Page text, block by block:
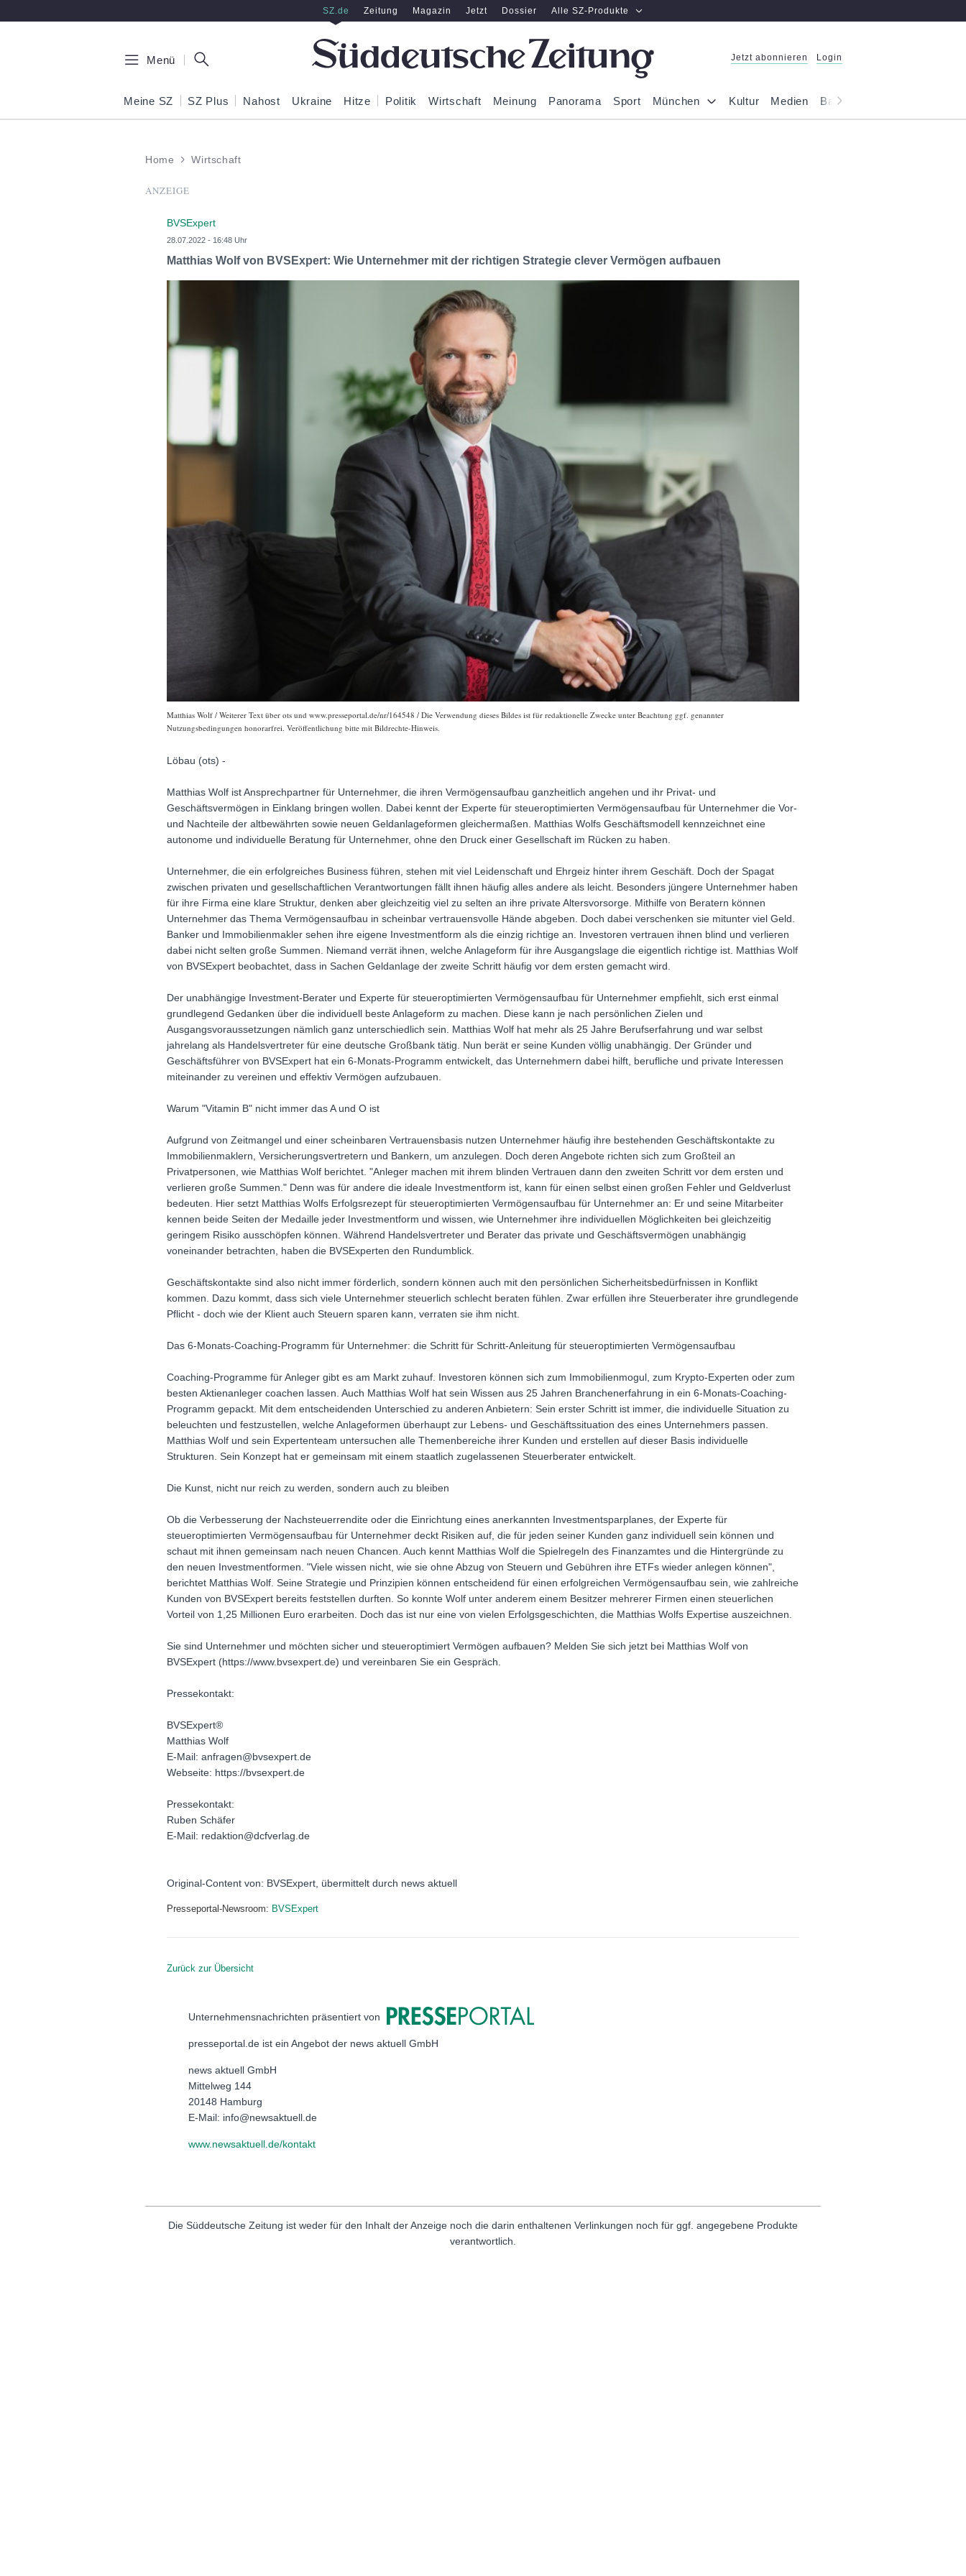
SZ.de Zeitung Magazin Jetzt Dossier Alle SZ-Produkte
Menü Jetzt abonnieren Login
Meine SZ SZ Plus Nahost Ukraine Hitze Politik Wirtschaft Meinung Panorama Sport München Kultur Medien Bayern
Home Wirtschaft
ANZEIGE
BVSExpert
28.07.2022 - 16:48 Uhr
Matthias Wolf von BVSExpert: Wie Unternehmer mit der richtigen Strategie clever Vermögen aufbauen
Matthias Wolf / Weiterer Text über ots und www.presseportal.de/nr/164548 / Die Verwendung dieses Bildes ist für redaktionelle Zwecke unter Beachtung ggf. genannter
Nutzungsbedingungen honorarfrei. Veröffentlichung bitte mit Bildrechte-Hinweis.
Löbau (ots) -
Matthias Wolf ist Ansprechpartner für Unternehmer, die ihren Vermögensaufbau ganzheitlich angehen und ihr Privat- und
Geschäftsvermögen in Einklang bringen wollen. Dabei kennt der Experte für steueroptimierten Vermögensaufbau für Unternehmer die Vor-
und Nachteile der altbewährten sowie neuen Geldanlageformen gleichermaßen. Matthias Wolfs Geschäftsmodell kennzeichnet eine
autonome und individuelle Beratung für Unternehmer, ohne den Druck einer Gesellschaft im Rücken zu haben.
Unternehmer, die ein erfolgreiches Business führen, stehen mit viel Leidenschaft und Ehrgeiz hinter ihrem Geschäft. Doch der Spagat
zwischen privaten und gesellschaftlichen Verantwortungen fällt ihnen häufig alles andere als leicht. Besonders jüngere Unternehmer haben
für ihre Firma eine klare Struktur, denken aber gleichzeitig viel zu selten an ihre private Altersvorsorge. Mithilfe von Beratern können
Unternehmer das Thema Vermögensaufbau in scheinbar vertrauensvolle Hände abgeben. Doch dabei verschenken sie mitunter viel Geld.
Banker und Immobilienmakler sehen ihre eigene Investmentform als die einzig richtige an. Investoren vertrauen ihnen blind und verlieren
dabei nicht selten große Summen. Niemand verrät ihnen, welche Anlageform für ihre Ausgangslage die eigentlich richtige ist. Matthias Wolf
von BVSExpert beobachtet, dass in Sachen Geldanlage der zweite Schritt häufig vor dem ersten gemacht wird.
Der unabhängige Investment-Berater und Experte für steueroptimierten Vermögensaufbau für Unternehmer empfiehlt, sich erst einmal
grundlegend Gedanken über die individuell beste Anlageform zu machen. Diese kann je nach persönlichen Zielen und
Ausgangsvoraussetzungen nämlich ganz unterschiedlich sein. Matthias Wolf hat mehr als 25 Jahre Berufserfahrung und war selbst
jahrelang als Handelsvertreter für eine deutsche Großbank tätig. Nun berät er seine Kunden völlig unabhängig. Der Gründer und
Geschäftsführer von BVSExpert hat ein 6-Monats-Programm entwickelt, das Unternehmern dabei hilft, berufliche und private Interessen
miteinander zu vereinen und effektiv Vermögen aufzubauen.
Warum "Vitamin B" nicht immer das A und O ist
Aufgrund von Zeitmangel und einer scheinbaren Vertrauensbasis nutzen Unternehmer häufig ihre bestehenden Geschäftskontakte zu
Immobilienmaklern, Versicherungsvertretern und Bankern, um anzulegen. Doch deren Angebote richten sich zum Großteil an
Privatpersonen, wie Matthias Wolf berichtet. "Anleger machen mit ihrem blinden Vertrauen dann den zweiten Schritt vor dem ersten und
verlieren große Summen." Denn was für andere die ideale Investmentform ist, kann für einen selbst einen großen Fehler und Geldverlust
bedeuten. Hier setzt Matthias Wolfs Erfolgsrezept für steueroptimierten Vermögensaufbau für Unternehmer an: Er und seine Mitarbeiter
kennen beide Seiten der Medaille jeder Investmentform und wissen, wie Unternehmer ihre individuellen Möglichkeiten bei gleichzeitig
geringem Risiko ausschöpfen können. Während Handelsvertreter und Berater das private und Geschäftsvermögen unabhängig
voneinander betrachten, haben die BVSExperten den Rundumblick.
Geschäftskontakte sind also nicht immer förderlich, sondern können auch mit den persönlichen Sicherheitsbedürfnissen in Konflikt
kommen. Dazu kommt, dass sich viele Unternehmer steuerlich schlecht beraten fühlen. Zwar erfüllen ihre Steuerberater ihre grundlegende
Pflicht - doch wie der Klient auch Steuern sparen kann, verraten sie ihm nicht.
Das 6-Monats-Coaching-Programm für Unternehmer: die Schritt für Schritt-Anleitung für steueroptimierten Vermögensaufbau
Coaching-Programme für Anleger gibt es am Markt zuhauf. Investoren können sich zum Immobilienmogul, zum Krypto-Experten oder zum
besten Aktienanleger coachen lassen. Auch Matthias Wolf hat sein Wissen aus 25 Jahren Branchenerfahrung in ein 6-Monats-Coaching-
Programm gepackt. Mit dem entscheidenden Unterschied zu anderen Anbietern: Sein erster Schritt ist immer, die individuelle Situation zu
beleuchten und festzustellen, welche Anlageformen überhaupt zur Lebens- und Geschäftssituation des eines Unternehmers passen.
Matthias Wolf und sein Expertenteam untersuchen alle Themenbereiche ihrer Kunden und erstellen auf dieser Basis individuelle
Strukturen. Sein Konzept hat er gemeinsam mit einem staatlich zugelassenen Steuerberater entwickelt.
Die Kunst, nicht nur reich zu werden, sondern auch zu bleiben
Ob die Verbesserung der Nachsteuerrendite oder die Einrichtung eines anerkannten Investmentsparplanes, der Experte für
steueroptimierten Vermögensaufbau für Unternehmer deckt Risiken auf, die für jeden seiner Kunden ganz individuell sein können und
schaut mit ihnen gemeinsam nach neuen Chancen. Auch kennt Matthias Wolf die Spielregeln des Finanzamtes und die Hintergründe zu
den neuen Investmentformen. "Viele wissen nicht, wie sie ohne Abzug von Steuern und Gebühren ihre ETFs wieder anlegen können",
berichtet Matthias Wolf. Seine Strategie und Prinzipien können entscheidend für einen erfolgreichen Vermögensaufbau sein, wie zahlreiche
Kunden von BVSExpert bereits feststellen durften. So konnte Wolf unter anderem einem Besitzer mehrerer Firmen einen steuerlichen
Vorteil von 1,25 Millionen Euro erarbeiten. Doch das ist nur eine von vielen Erfolgsgeschichten, die Matthias Wolfs Expertise auszeichnen.
Sie sind Unternehmer und möchten sicher und steueroptimiert Vermögen aufbauen? Melden Sie sich jetzt bei Matthias Wolf von
BVSExpert (https://www.bvsexpert.de) und vereinbaren Sie ein Gespräch.
Pressekontakt:
BVSExpert®
Matthias Wolf
E-Mail: anfragen@bvsexpert.de
Webseite: https://bvsexpert.de
Pressekontakt:
Ruben Schäfer
E-Mail: redaktion@dcfverlag.de
Original-Content von: BVSExpert, übermittelt durch news aktuell
Presseportal-Newsroom: BVSExpert
Zurück zur Übersicht
Unternehmensnachrichten präsentiert von
presseportal.de ist ein Angebot der news aktuell GmbH
news aktuell GmbH
Mittelweg 144
20148 Hamburg
E-Mail: info@newsaktuell.de
www.newsaktuell.de/kontakt
Die Süddeutsche Zeitung ist weder für den Inhalt der Anzeige noch die darin enthaltenen Verlinkungen noch für ggf. angegebene Produkte
verantwortlich.